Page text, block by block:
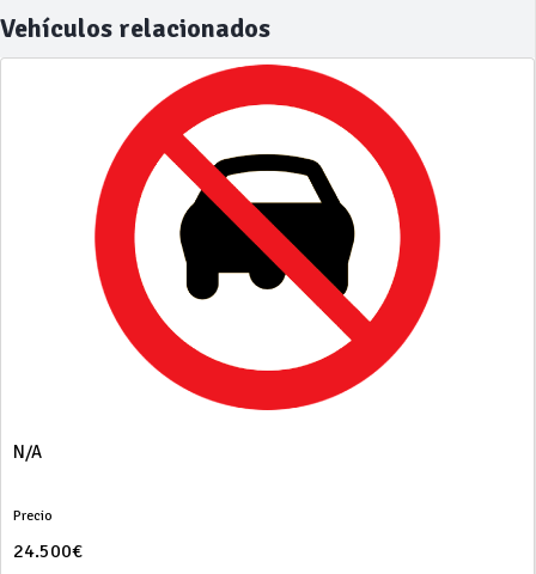
Vehículos relacionados
N/A
Precio
24.500€